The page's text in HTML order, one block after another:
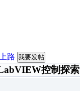
路 我要发帖
控制探索